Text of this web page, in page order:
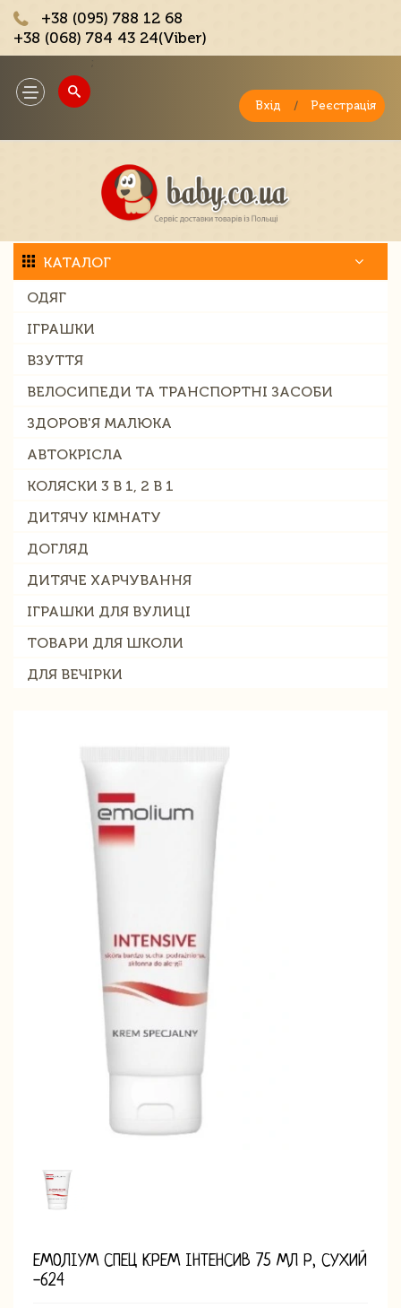
+38 (095) 788 12 68
+38 (068) 784 43 24(Viber)
Toggle
navigation
Вхід / Реєстрація
КАТАЛОГ
ОДЯГ
ІГРАШКИ
ВЗУТТЯ
ВЕЛОСИПЕДИ ТА ТРАНСПОРТНІ ЗАСОБИ
ЗДОРОВ'Я МАЛЮКА
АВТОКРІСЛА
КОЛЯСКИ 3 В 1, 2 В 1
ДИТЯЧУ КІМНАТУ
ДОГЛЯД
ДИТЯЧЕ ХАРЧУВАННЯ
ІГРАШКИ ДЛЯ ВУЛИЦІ
ТОВАРИ ДЛЯ ШКОЛИ
ДЛЯ ВЕЧІРКИ
ЕМОЛІУМ СПЕЦ КРЕМ ІНТЕНСИВ 75 МЛ Р, СУХИЙ
-624